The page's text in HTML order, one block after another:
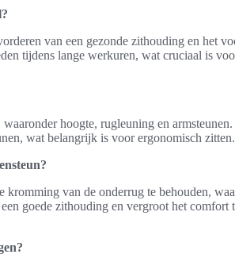
van een gezonde zithouding en het
tijdens lange werkuren, wat cruciaal is
hoogte, rugleuning en
wat belangrijk is voor ergonomisch zitten.
kromming van de onderrug te behouden,
goede zithouding en vergroot het comfort